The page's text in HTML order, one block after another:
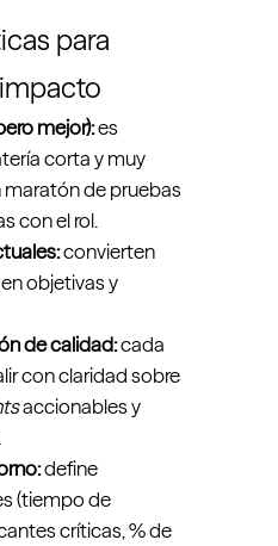
para
mejor):es
corta y muy
maratón de pruebas
con el rol.
convierten
objetivas y
de calidad:cada
con claridad sobre
accionables y
define
(tiempo de
críticas, % de